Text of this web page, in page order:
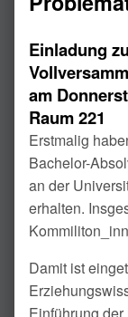
Einladung
am
Raum 221
Erstmalig
Bachelor-
an der
erhalten.
Damit ist
Einführung